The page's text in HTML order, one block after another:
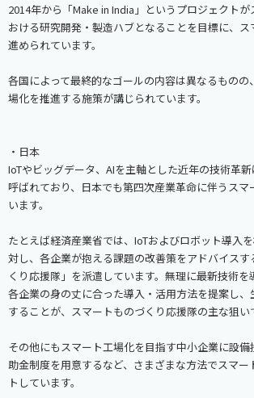
2014年から「Make in India」というプロジェクト
おける研究開発・製造ハブとなることを目標に、
進められています。
各国によって最終的なゴールの内容は異なるものの
場化を推進する施策が講じられています。
・日本
IoTやビッグデータ、AIを主軸とした近年の技術革
呼ばれており、日本でも第四次産業革命に伴うスマ
います。
たとえば経済産業省では、IoTおよびロボット導入
対し、各企業が抱える課題の改善策をアドバイス
くり応援隊」を派遣しています。無理に最新技術を
各企業の身の丈に合った導入・活用方法を提案し、
することが、スマートものづくり応援隊の主な狙い
その他にもスマート工場化を目指す中小企業に設
助金制度を用意するなど、さまざまな方法でスマー
トしています。